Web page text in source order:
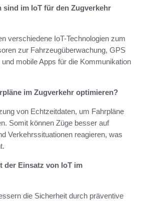
sind im IoT für den Zugverkehr
verschiedene IoT-Technologien zum
zur Fahrzeugüberwachung, GPS
mobile Apps für die Kommunikation
im Zugverkehr optimieren?
von Echtzeitdaten, um Fahrpläne
Somit können Züge besser auf
Verkehrssituationen reagieren, was
der Einsatz von IoT im
die Sicherheit durch präventive